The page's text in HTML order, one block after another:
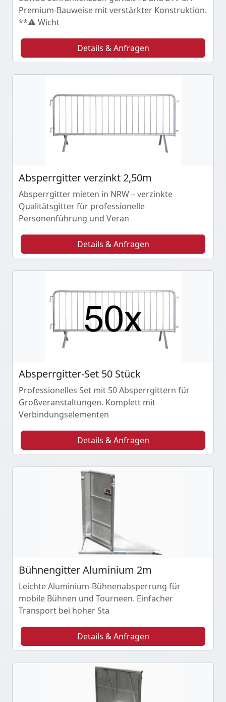
Premium-Bauweise mit verstärkter Konstruktion.
**⚠️ Wicht
Details & Anfragen
Absperrgitter verzinkt 2,50m
Absperrgitter mieten in NRW – verzinkte
Qualitätsgitter für professionelle
Personenführung und Veran
Details & Anfragen
Absperrgitter-Set 50 Stück
Professionelles Set mit 50 Absperrgittern für
Großveranstaltungen. Komplett mit
Verbindungselementen
Details & Anfragen
Bühnengitter Aluminium 2m
Leichte Aluminium-Bühnenabsperrung für
mobile Bühnen und Tourneen. Einfacher
Transport bei hoher Sta
Details & Anfragen